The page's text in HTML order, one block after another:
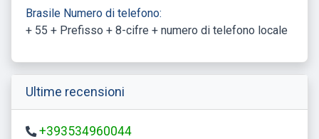
Brasile Numero di telefono:
+ 55 + Prefisso + 8-cifre + numero di telefono locale
Ultime recensioni
+393534960044